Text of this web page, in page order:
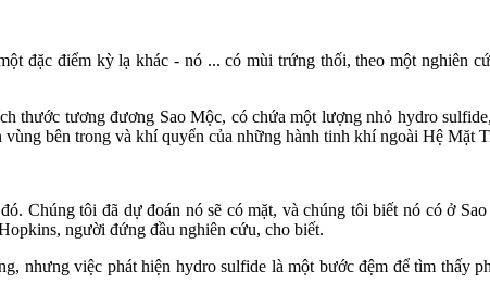
đặc điểm kỳ lạ khác - nó ... có mùi trứng thối, theo một nghiên
tương đương Sao Mộc, có chứa một lượng nhỏ hydro
bên trong và khí quyển của những hành tinh khí ngoài Hệ Mặt
Chúng tôi đã dự đoán nó sẽ có mặt, và chúng tôi biết nó có ở
người đứng đầu nghiên cứu, cho biết.
nhưng việc phát hiện hydro sulfide là một bước đệm để tìm thấy